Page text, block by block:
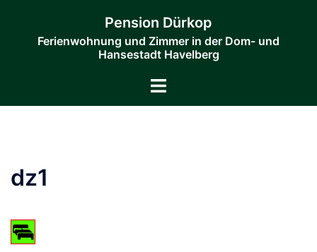
springen
Pension Dürkop
Ferienwohnung und Zimmer in der Dom- und
Hansestadt Havelberg
Menü
dz1